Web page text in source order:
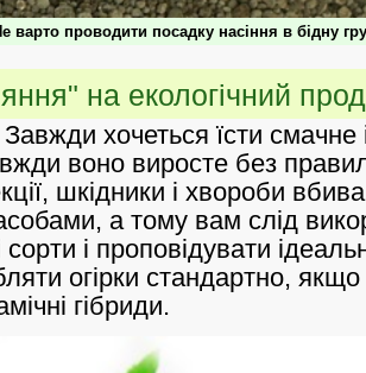
варто проводити посадку насіння в бідну
на екологічний
Завжди хочеться їсти смачне
воно виросте без
шкідники і хвороби
а тому вам слід
і проповідувати
огірки стандартно,
гібриди.